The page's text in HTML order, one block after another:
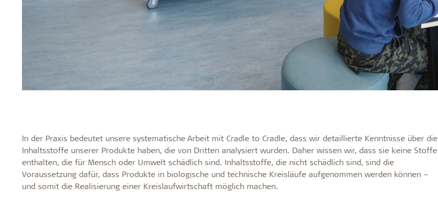
In der Praxis bedeutet unsere systematische Arbeit mit Cradle to Cradle, dass wir detaillierte Kenntnisse über die
Inhaltsstoffe unserer Produkte haben, die von Dritten analysiert wurden. Daher wissen wir, dass sie keine Stoffe
enthalten, die für Mensch oder Umwelt schädlich sind. Inhaltsstoffe, die nicht schädlich sind, sind die
Voraussetzung dafür, dass Produkte in biologische und technische Kreisläufe aufgenommen werden können –
und somit die Realisierung einer Kreislaufwirtschaft möglich machen.